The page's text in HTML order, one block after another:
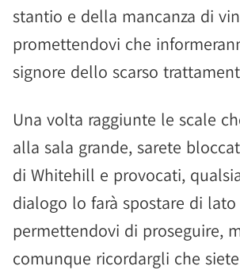
stantio e della mancanza di
promettendovi che
signore dello scarso
Una volta raggiunte le scale
alla sala grande, sarete
di Whitehill e provocati,
dialogo lo farà spostare di lato
permettendovi di proseguire,
comunque ricordargli che